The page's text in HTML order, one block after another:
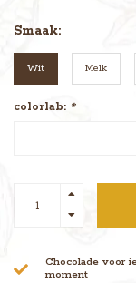
Smaak:
Wit Melk
colorlab: *
Chocolade voor
moment